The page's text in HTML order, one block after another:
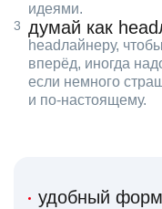
идеями.
думай как
headлайнеру,
вперёд, иногда
если немного
и по‑настоящему.
удобный